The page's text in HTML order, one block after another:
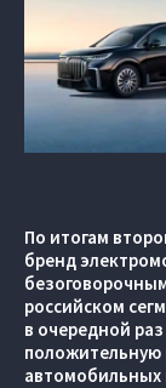
По итогам
бренд
российском
в очередной
положительную
автомобильных